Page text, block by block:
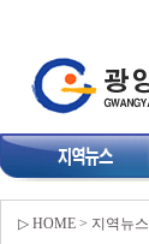
▷ HOME > 지역뉴스